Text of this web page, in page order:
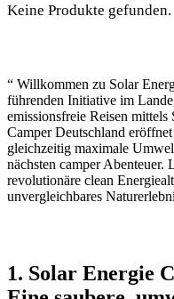
Keine Produkte gefunden.
“ Willkommen zu⁣ Solar
führenden Initiative ⁤im
emissionsfreie Reisen
Camper Deutschland
gleichzeitig maximale
nächsten camper ⁤Abenteuer.
revolutionäre clean‌
unvergleichbares
1. ⁢Solar‌ Energie